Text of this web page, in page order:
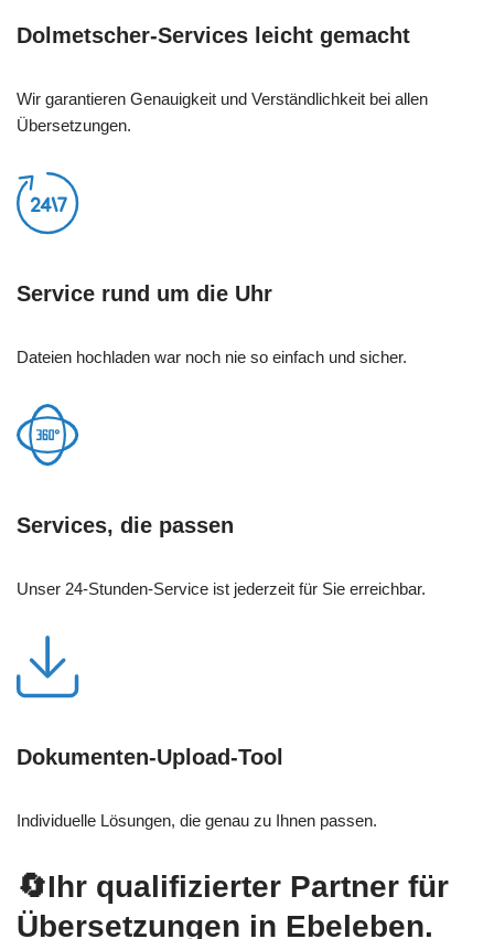
Dolmetscher-Services leicht gemacht
Wir garantieren Genauigkeit und Verständlichkeit bei allen
Übersetzungen.
Service rund um die Uhr
Dateien hochladen war noch nie so einfach und sicher.
Services, die passen
Unser 24-Stunden-Service ist jederzeit für Sie erreichbar.
Dokumenten-Upload-Tool
Individuelle Lösungen, die genau zu Ihnen passen.
🔄Ihr qualifizierter Partner für
Übersetzungen in Ebeleben.